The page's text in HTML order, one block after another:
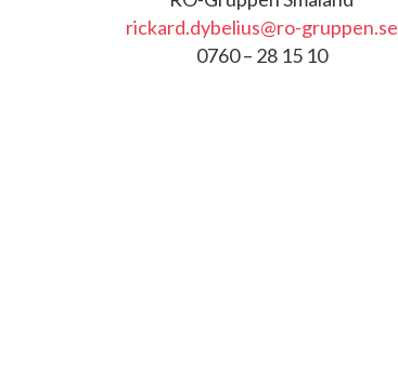
rickard.dybelius@ro-gruppen.se
0760 – 28 15 10